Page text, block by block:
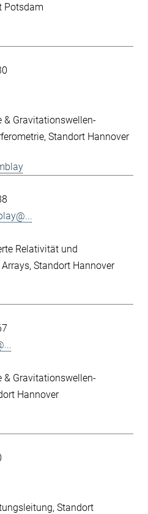
Potsdam
& Gravitationswellen-
Standort Hannover
Relativität und
Standort Hannover
& Gravitationswellen-
Hannover
Standort